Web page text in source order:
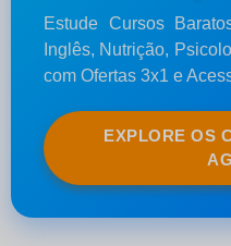
Estude Cursos
Inglês, Nutrição,
com Ofertas 3x1 e
EXPLORE OS